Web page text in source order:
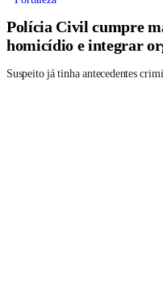
Polícia Civil cumpre
homicídio e integrar
Suspeito já tinha antecedentes